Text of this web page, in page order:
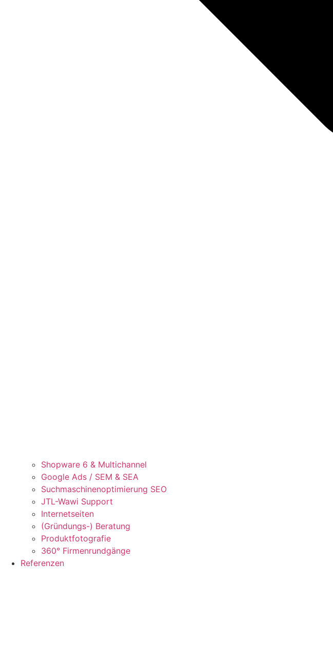
Shopware 6 & Multichannel
Google Ads / SEM & SEA
Suchmaschinenoptimierung SEO
JTL-Wawi Support
Internetseiten
(Gründungs-) Beratung
Produktfotografie
360° Firmenrundgänge
Referenzen